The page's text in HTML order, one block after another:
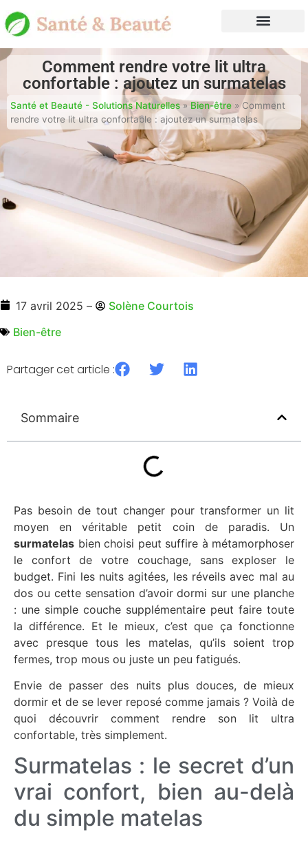
Comment rendre votre lit ultra
confortable : ajoutez un surmatelas
Santé et Beauté - Solutions Naturelles » Bien-être »Comment
rendre votre lit ultra confortable : ajoutez un surmatelas
17 avril 2025 –
Solène Courtois
Bien-être
Partager cet article :
Sommaire
Pas besoin de tout changer pour transformer un lit
moyen en véritable petit coin de paradis. Un
surmatelas bien choisi peut suffire à métamorphoser
le confort de votre couchage, sans exploser le
budget. Fini les nuits agitées, les réveils avec mal au
dos ou cette sensation d’avoir dormi sur une planche
: une simple couche supplémentaire peut faire toute
la différence. Et le mieux, c’est que ça fonctionne
avec presque tous les matelas, qu’ils soient trop
fermes, trop mous ou juste un peu fatigués.
Envie de passer des nuits plus douces, de mieux
dormir et de se lever reposé comme jamais ? Voilà de
quoi découvrir comment rendre son lit ultra
confortable, très simplement.
Surmatelas : le secret d’un
vrai confort, bien au-delà
du simple matelas